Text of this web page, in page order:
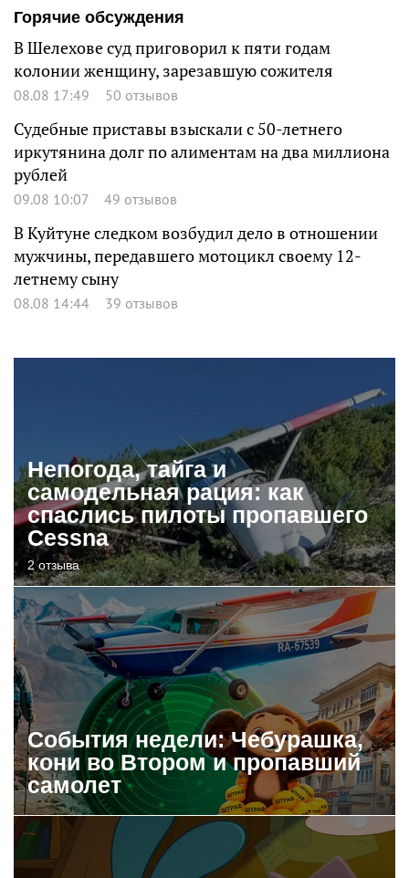
Горячие обсуждения
В Шелехове суд приговорил к пяти годам
колонии женщину, зарезавшую сожителя
08.08 17:49 50 отзывов
Судебные приставы взыскали с 50-летнего
иркутянина долг по алиментам на два миллиона
рублей
09.08 10:07 49 отзывов
В Куйтуне следком возбудил дело в отношении
мужчины, передавшего мотоцикл своему 12-
летнему сыну
08.08 14:44 39 отзывов
Непогода, тайга и
самодельная рация: как
спаслись пилоты пропавшего
Cessna
2 отзыва
События недели: Чебурашка,
кони во Втором и пропавший
самолет